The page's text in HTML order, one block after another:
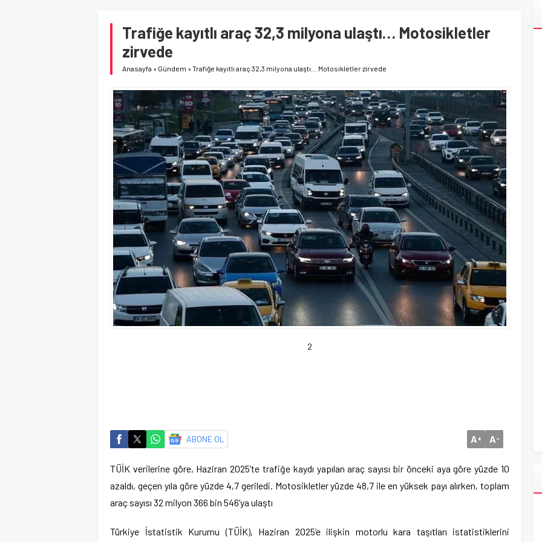
Trafiğe kayıtlı araç 32,3 milyona ulaştı… Motosikletler
zirvede
Anasayfa » Gündem »Trafiğe kayıtlı araç 32,3 milyona ulaştı… Motosikletler zirvede
2
ABONE OL A+ A-
TÜİK verilerine göre, Haziran 2025’te trafiğe kaydı yapılan araç sayısı bir önceki aya göre yüzde 10
azaldı, geçen yıla göre yüzde 4,7 geriledi. Motosikletler yüzde 48,7 ile en yüksek payı alırken, toplam
araç sayısı 32 milyon 366 bin 546’ya ulaştı
Türkiye İstatistik Kurumu (TÜİK), Haziran 2025’e ilişkin motorlu kara taşıtları istatistiklerini